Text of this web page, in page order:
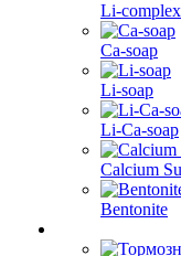
Li-complex
Ca-soap
Li-soap
Li-Ca-soap
Calcium
Bentonite